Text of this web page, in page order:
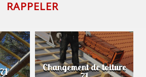
Changement de toiture